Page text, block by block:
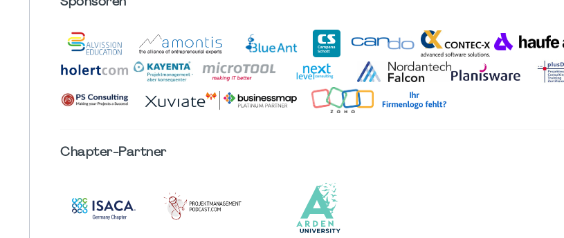
Sponsoren
Chapter-Partner